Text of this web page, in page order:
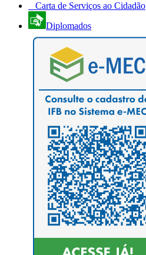
Carta de Serviços ao Cidadão
Diplomados